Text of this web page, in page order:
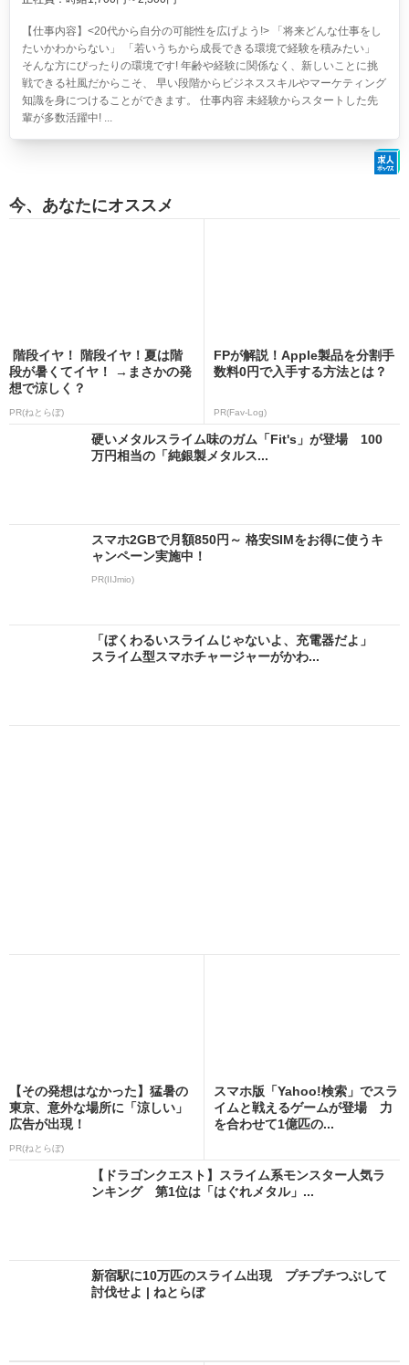
【仕事内容】<20代から自分の可能性を広げよう!> 「将来どんな仕事をし
たいかわからない」 「若いうちから成長できる環境で経験を積みたい」
そんな方にぴったりの環境です! 年齢や経験に関係なく、新しいことに挑
戦できる社風だからこそ、 早い段階からビジネススキルやマーケティング
知識を身につけることができます。 仕事内容 未経験からスタートした先
輩が多数活躍中! ...
今、あなたにオススメ
階段イヤ！ 階段イヤ！夏は階
段が暑くてイヤ！ →まさかの発
想で涼しく？
PR(ねとらぼ)
FPが解説！Apple製品を分割手
数料0円で入手する方法とは？
PR(Fav-Log)
硬いメタルスライム味のガム「Fit's」が登場 100
万円相当の「純銀製メタルス...
スマホ2GBで月額850円～ 格安SIMをお得に使うキ
ャンペーン実施中！
PR(IIJmio)
「ぼくわるいスライムじゃないよ、充電器だよ」
スライム型スマホチャージャーがかわ...
【その発想はなかった】猛暑の
東京、意外な場所に「涼しい」
広告が出現！
PR(ねとらぼ)
スマホ版「Yahoo!検索」でスラ
イムと戦えるゲームが登場 力
を合わせて1億匹の...
【ドラゴンクエスト】スライム系モンスター人気ラ
ンキング 第1位は「はぐれメタル」...
新宿駅に10万匹のスライム出現 プチプチつぶして
討伐せよ | ねとらぼ